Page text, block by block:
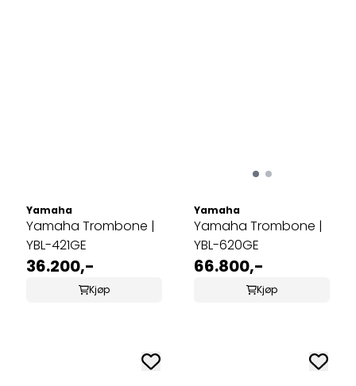
Yamaha
Yamaha Trombone |
YBL-421GE
36.200,-
Kjøp
Yamaha
Yamaha Trombone |
YBL-620GE
66.800,-
Kjøp